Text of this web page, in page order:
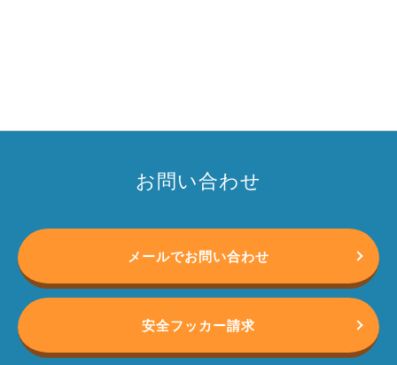
お問い合わせ
メールでお問い合わせ
安全フッカー請求